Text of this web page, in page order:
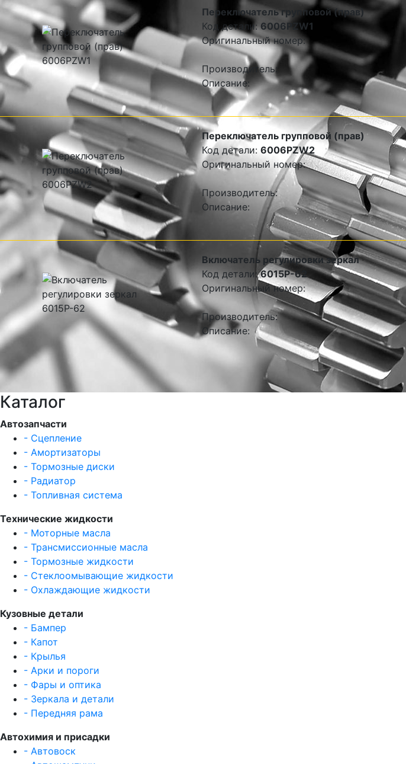
Переключатель групповой (прав)
Код детали:6006PZW1
Оригинальный номер:
Производитель:
Описание:
Переключатель групповой (прав)
Код детали: 6006PZW2
Оригинальный номер:
Производитель:
Описание:
Включатель регулировки зеркал
Код детали:6015P-62
Оригинальный номер:
Производитель:
Описание:
Каталог
Автозапчасти
- Сцепление
- Амортизаторы
- Тормозные диски
- Радиатор
- Топливная система
Технические жидкости
- Моторные масла
- Трансмиссионные масла
- Тормозные жидкости
- Стеклоомывающие жидкости
- Охлаждающие жидкости
Кузовные детали
- Бампер
- Капот
- Крылья
- Арки и пороги
- Фары и оптика
- Зеркала и детали
- Передняя рама
Автохимия и присадки
- Автовоск